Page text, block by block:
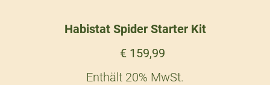
Habistat Spider Starter Kit
€ 159,99
Enthält 20% MwSt.